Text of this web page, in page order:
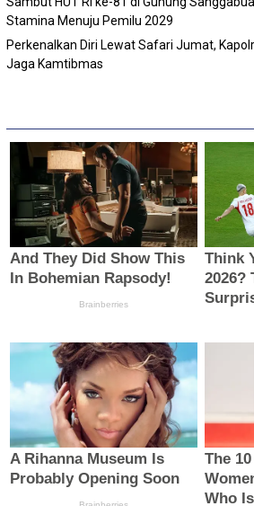
Stamina Menuju Pemilu 2029
Perkenalkan Diri Lewat Safari Jumat,
Jaga Kamtibmas